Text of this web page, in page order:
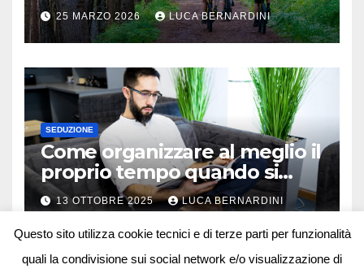
25 MARZO 2026 LUCA BERNARDINI
SEDUZIONE
Come organizzare al meglio il
proprio tempo quando si
lavora in autonomia
13 OTTOBRE 2025 LUCA BERNARDINI
Questo sito utilizza cookie tecnici e di terze parti per funzionalità
quali la condivisione sui social network e/o visualizzazione di